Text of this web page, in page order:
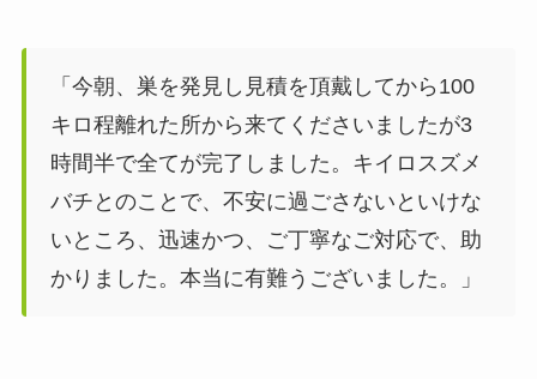
「今朝、巣を発見し見積を頂戴してから100
キロ程離れた所から来てくださいましたが3
時間半で全てが完了しました。キイロスズメ
バチとのことで、不安に過ごさないといけな
いところ、迅速かつ、ご丁寧なご対応で、助
かりました。本当に有難うございました。」